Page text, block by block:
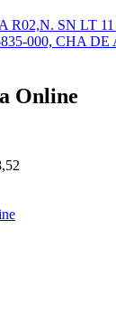
R02,N. SN LT
000, CHA
Online